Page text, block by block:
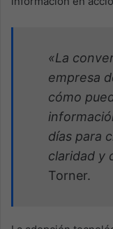
«La
empresa
cómo
días para
claridad y
Torner.